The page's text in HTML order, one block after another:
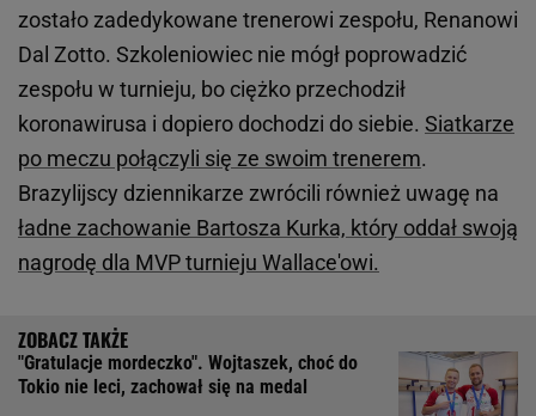
zostało zadedykowane trenerowi zespołu, Renanowi
Dal Zotto. Szkoleniowiec nie mógł poprowadzić
zespołu w turnieju, bo ciężko przechodził
koronawirusa i dopiero dochodzi do siebie. Siatkarze
po meczu połączyli się ze swoim trenerem.
Brazylijscy dziennikarze zwrócili również uwagę na
ładne zachowanie Bartosza Kurka, który oddał swoją
nagrodę dla MVP turnieju Wallace'owi.
"Gratulacje mordeczko". Wojtaszek, choć do
Tokio nie leci, zachował się na medal